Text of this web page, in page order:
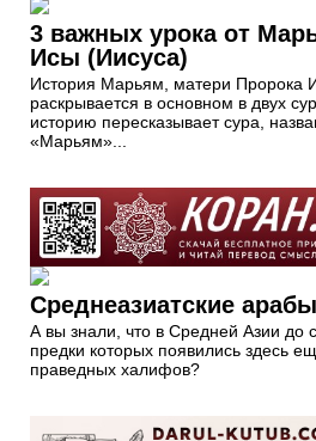
3 важных урока от
Исы (Иисуса)
История Марьям, матери Пророка
раскрывается в основном в двух
историю пересказывает сура,
«Марьям»...
Среднеазиатские
А вы знали, что в Средней Азии до
предки которых появились здесь
праведных халифов?